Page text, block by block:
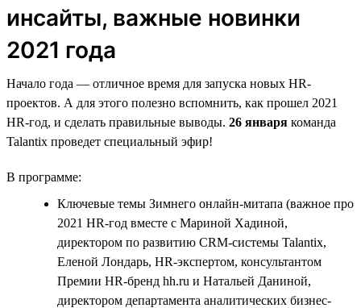
инсайты, важные новинки
2021 года
Начало года — отличное время для запуска новых HR-
проектов. А для этого полезно вспомнить, как прошел 2021
HR-год, и сделать правильные выводы. 26 января команда
Talantix проведет специальный эфир!
В программе:
Ключевые темы Зимнего онлайн-митапа (важное про
2021 HR-год вместе с Мариной Хадиной,
директором по развитию CRM-системы Talantix,
Еленой Лондарь, HR-экспертом, консультантом
Премии HR-бренд hh.ru и Натальей Даниной,
директором департамента аналитических бизнес-